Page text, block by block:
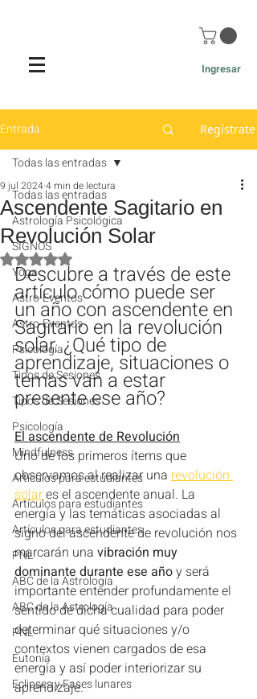
Ingresar
Entrada Regístrate
Todas las entradas
Astrología Psicológica
SIGNOS
Yoga
Astro-Eventos
Astro-Eventos
Psicología
Tipos de Sesiones
Tipos de Sesiones
Psicología
Mindfulness
Artículos para estudiantes
Artículos para estudiantes
Artículos para estudiantes
PNL
ABC de la Astrología
ABC de la Astrología
PNL
Eutonía
Eclipses y Fases lunares
Todas las entradas
Ascendente Sagitario en
Revolución Solar
9 jul 20244 min de lectura
Obtuvo NaN de 5 estrellas.
Descubre a través de este
artículo cómo puede ser
un año con ascendente en
Sagitario en la revolución
solar. ¿Qué tipo de
aprendizaje, situaciones o
temas van a estar
presente ese año?
El ascendente de Revolución
Uno de los primeros ítems que
observamos al realizar una revolución
solar es el ascendente anual. La
energía y las temáticas asociadas al
signo del ascendente de revolución nos
marcarán una vibración muy
dominante durante ese año y será
importante entender profundamente el
sentido de dicha cualidad para poder
determinar qué situaciones y/o
contextos vienen cargados de esa
energía y así poder interiorizar su
aprendizaje.